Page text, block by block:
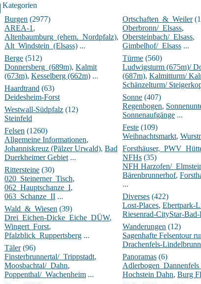
Kategorien
Burgen (2977)
AREA-1 ,
Altenbaumburg_(ehem._Nordpfalz),
Alt_Windstein_(Elsass) ...
Berge (512)
Donnersberg_(689m), Kalmit
(673m), Kesselberg (662m) ...
Haardtrand (63)
Deidesheim-Forst
Westwall-Südpfalz (12)
Steinfeld
Felsen (1260)
Allgemeine Informationen,
Johanniskreuz (Pälzer Urwald), Bad
Duerkheimer Gebiet ...
Rittersteine (30)
020_Steinerner_Tisch,
062_Hauptschanze_I,
063_Schanze_II ...
Wald_&_Wiesen (39)
Drei_Eichen-Dicke_Eiche_DÜW,
Wingert_Forst,
Pfalzblick_Ruppertsberg ...
Täler(96)
Finsterbrunnertal/_Trippstadt,
Moosbachtal/_Dahn,
Poppenthal/_Wachenheim ...
Ortschaften_&_Weiler
Oberbronn/_Elsass,
Obersteinbach/_Elsass,
Gimbelhof/_Elsass ...
Türme (560)
Ludwigsturm (675m)/
(687m), Kalmitturm/
Schänzelturm/
Sonne (407)
Regenbogen,
Sonnenaufgänge ...
Feste (109)
Weihnachtsmarkt,
NFHs (35)
NFH Harzofen/
Bärenbrunnerhof,
...
Diverses (422)
Lost-Places, Ebertpark-
Riesenrad-CityStar-
Wanderungen (12)
Sagenhafte Felsentour
Drachenfels-Lindelbrunn
Panoramas (6)
Hochstein Dahn, Burg